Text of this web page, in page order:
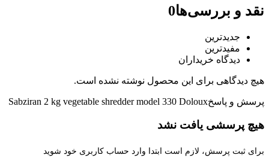
نقد و بررسی‌ها0
جدیدترین
مفیدترین
دیدگاه خریداران
هیچ دیدگاهی برای این محصول نوشته نشده است.
پرسش و پاسخSabziran 2 kg vegetable shredder model 330 Doloux
هیچ پرسشی یافت نشد
برای ثبت پرسش، لازم است ابتدا وارد حساب کاربری خود شوید